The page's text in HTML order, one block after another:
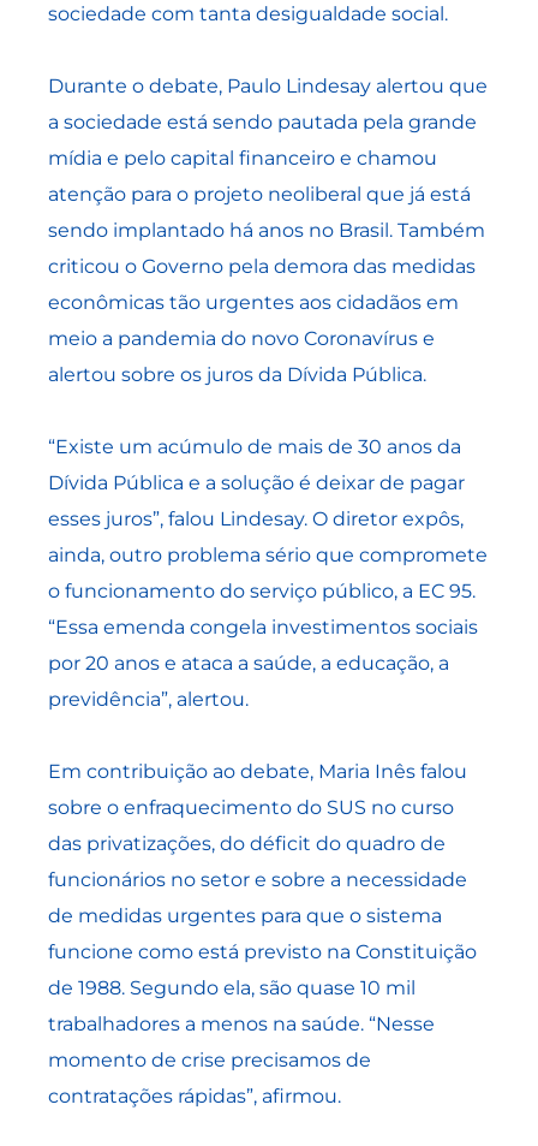
sociedade com tanta desigualdade social.
Durante o debate, Paulo Lindesay alertou que
a sociedade está sendo pautada pela grande
mídia e pelo capital financeiro e chamou
atenção para o projeto neoliberal que já está
sendo implantado há anos no Brasil. Também
criticou o Governo pela demora das medidas
econômicas tão urgentes aos cidadãos em
meio a pandemia do novo Coronavírus e
alertou sobre os juros da Dívida Pública.
“Existe um acúmulo de mais de 30 anos da
Dívida Pública e a solução é deixar de pagar
esses juros”, falou Lindesay. O diretor expôs,
ainda, outro problema sério que compromete
o funcionamento do serviço público, a EC 95.
“Essa emenda congela investimentos sociais
por 20 anos e ataca a saúde, a educação, a
previdência”, alertou.
Em contribuição ao debate, Maria Inês falou
sobre o enfraquecimento do SUS no curso
das privatizações, do déficit do quadro de
funcionários no setor e sobre a necessidade
de medidas urgentes para que o sistema
funcione como está previsto na Constituição
de 1988. Segundo ela, são quase 10 mil
trabalhadores a menos na saúde. “Nesse
momento de crise precisamos de
contratações rápidas”, afirmou.